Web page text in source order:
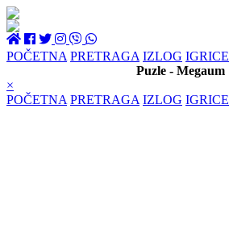
POČETNA PRETRAGA IZLOG IGRICE
Puzle - Megaum
×
POČETNA PRETRAGA IZLOG IGRICE